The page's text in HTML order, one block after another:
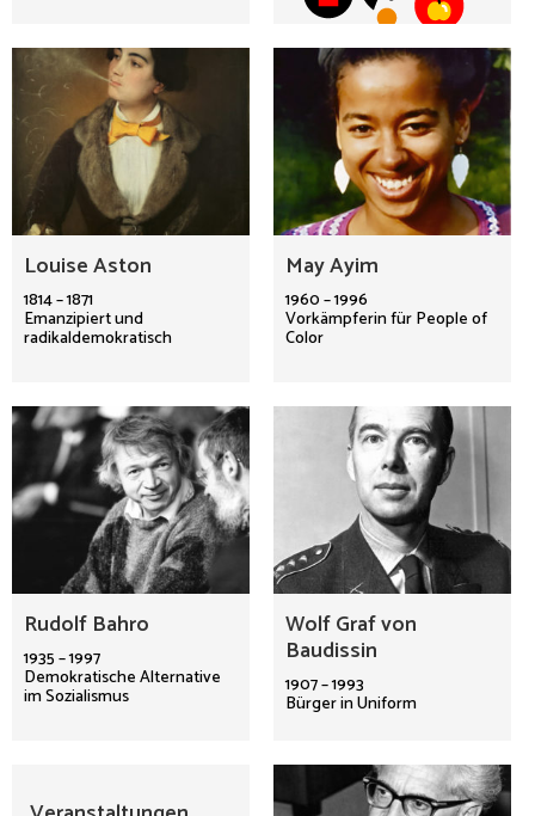
Louise Aston
1814 – 1871
Emanzipiert und
radikaldemokratisch
May Ayim
1960 – 1996
Vorkämpferin für People of
Color
Rudolf Bahro
1935 – 1997
Demokratische Alternative
im Sozialismus
Wolf Graf von
Baudissin
1907 – 1993
Bürger in Uniform